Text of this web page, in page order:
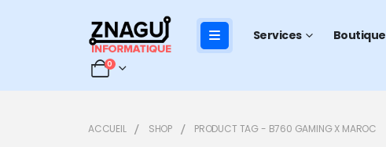
Services Boutique
0
ACCUEIL SHOP PRODUCT TAG - B760 GAMING X MAROC